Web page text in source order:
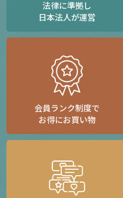
法律に準拠し
日本法人が運営
会員ランク制度で
お得にお買い物